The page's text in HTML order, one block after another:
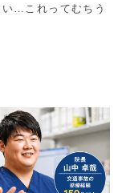
…これってむちう